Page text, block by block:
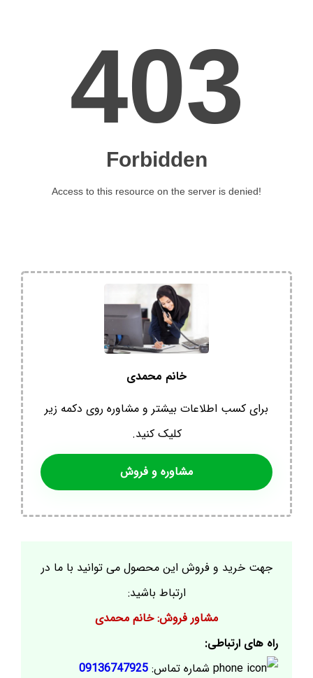
خانم محمدی
برای کسب اطلاعات بیشتر و مشاوره روی دکمه زیر
کلیک کنید.
مشاوره و فروش
جهت خرید و فروش این محصول می توانید با ما در
ارتباط باشید:
مشاور فروش: خانم محمدی
راه های ارتباطی:
شماره تماس: 09136747925